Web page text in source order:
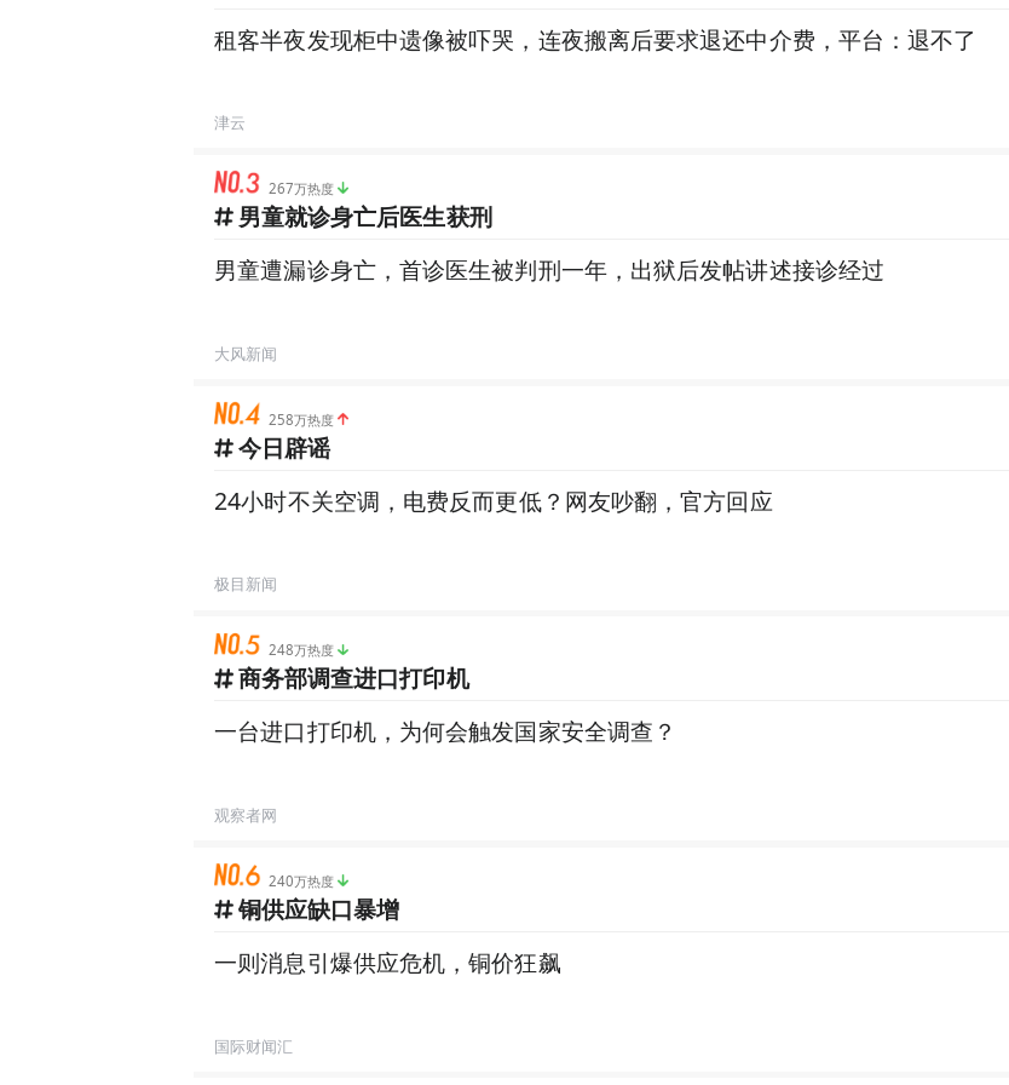
租客半夜发现柜中遗像被吓哭，连夜搬离后要求退还中介费，平台：退不了
津云
267万热度
男童就诊身亡后医生获刑
男童遭漏诊身亡，首诊医生被判刑一年，出狱后发帖讲述接诊经过
大风新闻
258万热度
今日辟谣
24小时不关空调，电费反而更低？网友吵翻，官方回应
极目新闻
248万热度
商务部调查进口打印机
一台进口打印机，为何会触发国家安全调查？
观察者网
240万热度
铜供应缺口暴增
一则消息引爆供应危机，铜价狂飙
国际财闻汇